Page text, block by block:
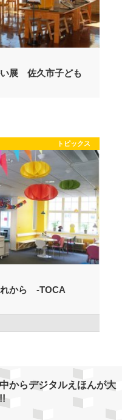
い展 佐久市子ども
トピックス
れから -TOCA
からデジタルえほんが大